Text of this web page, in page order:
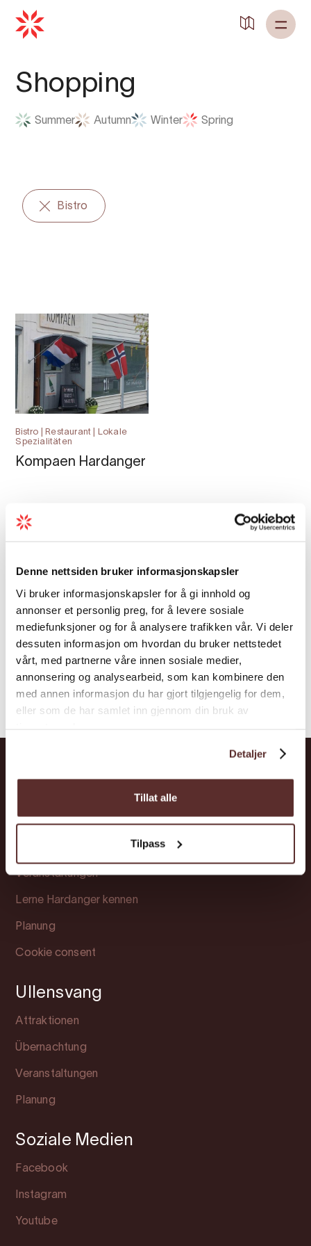
Denne nettsiden bruker informasjonskapsler
Vi bruker informasjonskapsler for å gi innhold og
annonser et personlig preg, for å levere sosiale
mediefunksjoner og for å analysere trafikken vår. Vi deler
dessuten informasjon om hvordan du bruker nettstedet
vårt, med partnerne våre innen sosiale medier,
annonsering og analysearbeid, som kan kombinere den
med annen informasjon du har gjort tilgjengelig for dem,
eller som de har samlet inn gjennom din bruk av
Detaljer
Tillat alle
Tilpass
Shopping
Summer Autumn Winter Spring
Bistro
Bistro | Restaurant | Lokale
Spezialitäten
Kompaen Hardanger
Attraktionen
Veranstaltungen
Lerne Hardanger kennen
Planung
Cookie consent
Ullensvang
Attraktionen
Übernachtung
Veranstaltungen
Planung
Soziale Medien
Facebook
Instagram
Youtube